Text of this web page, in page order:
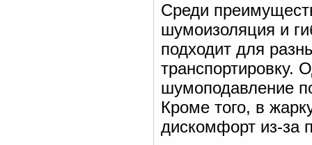
Среди
шумоизоляция и
подходит для
транспортировку.
шумоподавление
Кроме того, в
дискомфорт из-за